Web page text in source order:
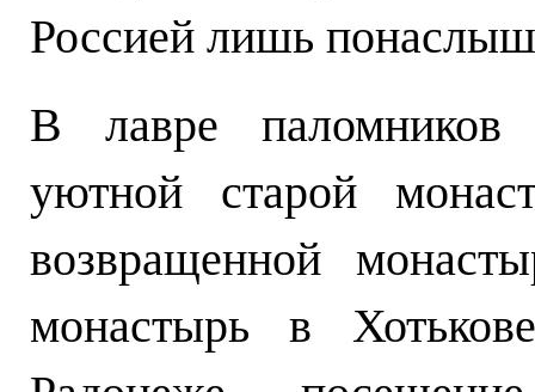
Россией лишь
В лавре паломников
уютной старой
возвращенной
монастырь в